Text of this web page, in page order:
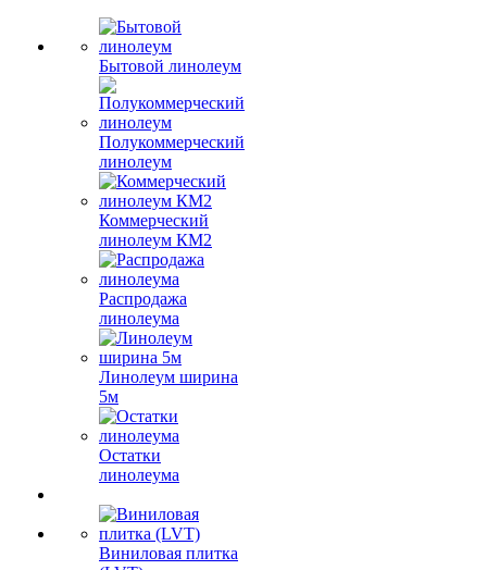
Бытовой линолеум
Полукоммерческий
линолеум
Коммерческий
линолеум КМ2
Распродажа
линолеума
Линолеум ширина
5м
Остатки
линолеума
Виниловая плитка